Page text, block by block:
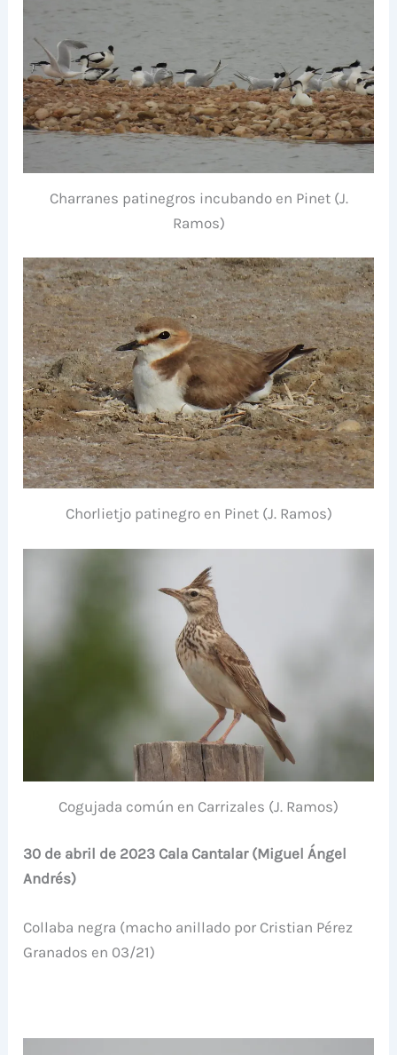
Charranes patinegros incubando en Pinet (J.
Ramos)
Chorlietjo patinegro en Pinet (J. Ramos)
Cogujada común en Carrizales (J. Ramos)
30 de abril de 2023 Cala Cantalar (Miguel Ángel
Andrés)
Collaba negra (macho anillado por Cristian Pérez
Granados en 03/21)